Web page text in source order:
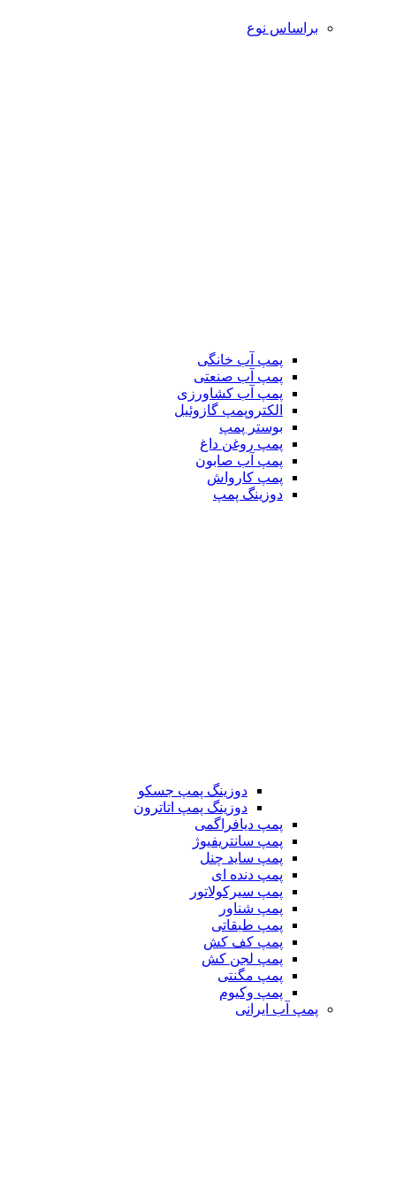
براساس نوع
پمپ آب خانگی
پمپ آب صنعتی
پمپ آب کشاورزی
الکتروپمپ گازوئیل
بوستر پمپ
پمپ روغن داغ
پمپ آب صابون
پمپ کارواش
دوزینگ پمپ
دوزینگ پمپ جسکو
دوزینگ پمپ اتاترون
پمپ دیافراگمی
پمپ سانتریفیوژ
پمپ ساید چنل
پمپ دنده ای
پمپ سیرکولاتور
پمپ شناور
پمپ طبقاتی
پمپ کف کش
پمپ لجن کش
پمپ مگنتی
پمپ وکیوم
پمپ آب ایرانی